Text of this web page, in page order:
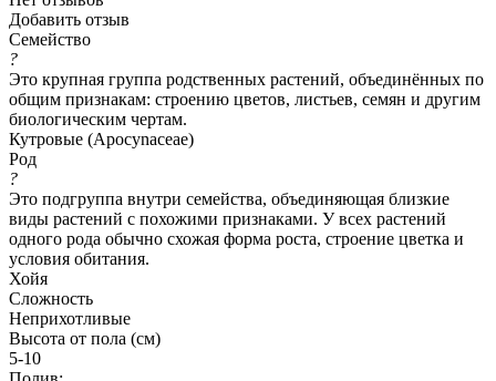
Добавить отзыв
Семейство
?
Это крупная группа родственных растений, объединённых по
общим признакам: строению цветов, листьев, семян и другим
биологическим чертам.
Кутровые (Apocynaceae)
Род
?
Это подгруппа внутри семейства, объединяющая близкие
виды растений с похожими признаками. У всех растений
одного рода обычно схожая форма роста, строение цветка и
условия обитания.
Хойя
Сложность
Неприхотливые
Высота от пола (см)
5-10